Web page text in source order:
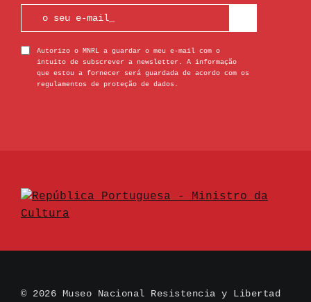
Autorizo o MNRL a guardar o meu e-mail com o
intuito de subscrever a newsletter. A informação
que estou a fornecer será guardada de acordo com os
regulamentos de proteção de dados.
© 2026 Museo Nacional Resistencia y Libertad